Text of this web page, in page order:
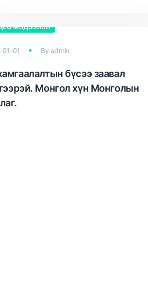
МЭДЭЭЛЭЛ
01-01 Byadmin
бүсээ заавал
Монгол хүн Монголын